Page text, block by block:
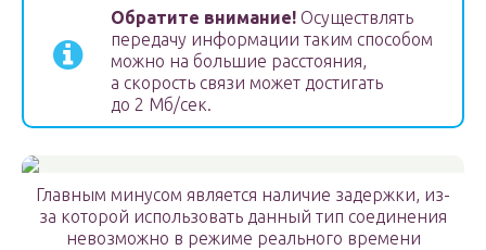
Обратите внимание! Осуществлять
передачу информации таким способом
можно на большие расстояния,
а скорость связи может достигать
до 2 Мб/сек.
Главным минусом является наличие задержки, из-
за которой использовать данный тип соединения
невозможно в режиме реального времени